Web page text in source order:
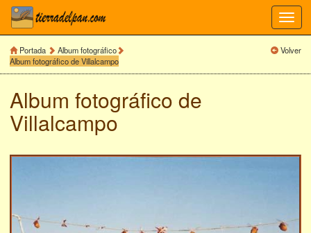
Portada
Album fotográfico
Album fotográfico de Villalcampo
Volver
Album fotográfico de
Villalcampo